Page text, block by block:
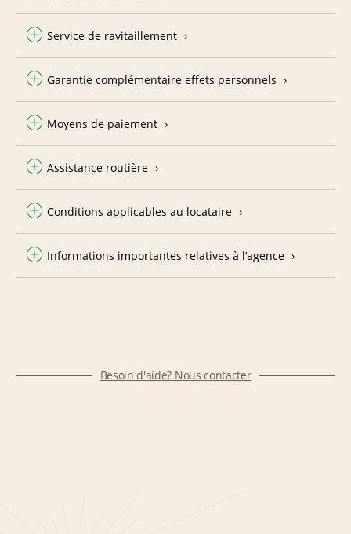
Service de ravitaillement
Garantie complémentaire effets personnels
Moyens de paiement
Assistance routière
Conditions applicables au locataire
Informations importantes relatives à l’agence
Besoin d'aide? Nous contacter